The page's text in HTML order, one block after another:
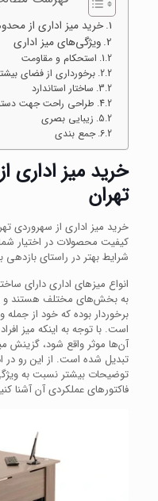
خرید میز اداری از
ویژگی‌های میز اداری
استحکام و مقاومت
برخورداری از فضای
ساختار استاندارد
طراحی راحت جهت
زیبایی بصری
جمع بندی
خرید میز اداری
تهران
خرید میز اداری از سهروردی
کیفیت محصولات در اختیار
شرایط بهتر در راستای بازدهی
انواع میزهای اداری دارای
به بخش‌های مختلف هستند
برخوردار بوده که خود از
است. با توجه به اینکه میز
آن‌ها موثر واقع شود، گزینش
تبدیل شده است. از این رو در
توضیحات بیشتر نسبت به
فاکتورهای عملکردی آن آشنا